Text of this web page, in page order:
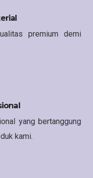
premium demi
yang bertanggung
kami.